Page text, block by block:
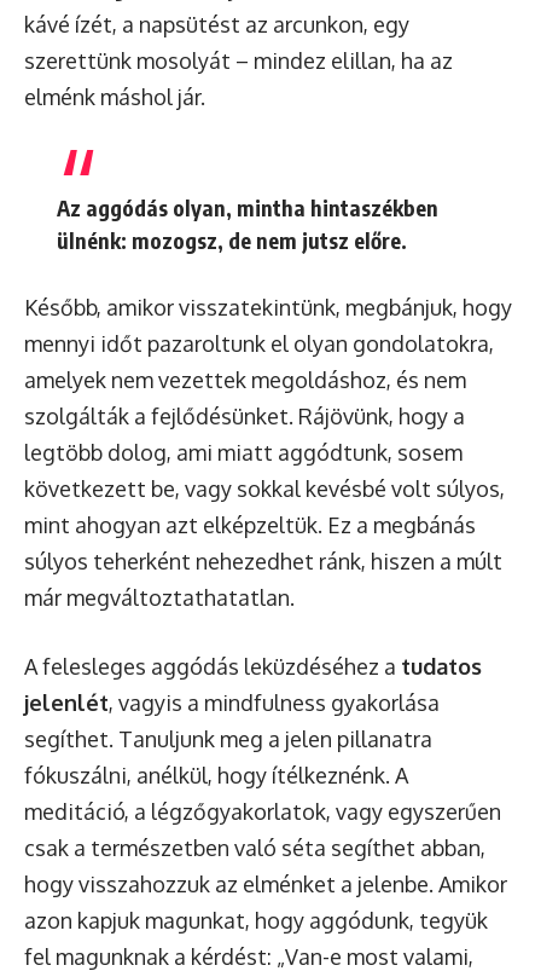
kávé ízét, a napsütést az arcunkon, egy
szerettünk mosolyát – mindez elillan, ha az
elménk máshol jár.
Az aggódás olyan, mintha hintaszékben
ülnénk: mozogsz, de nem jutsz előre.
Később, amikor visszatekintünk, megbánjuk, hogy
mennyi időt pazaroltunk el olyan gondolatokra,
amelyek nem vezettek megoldáshoz, és nem
szolgálták a fejlődésünket. Rájövünk, hogy a
legtöbb dolog, ami miatt aggódtunk, sosem
következett be, vagy sokkal kevésbé volt súlyos,
mint ahogyan azt elképzeltük. Ez a megbánás
súlyos teherként nehezedhet ránk, hiszen a múlt
már megváltoztathatatlan.
A felesleges aggódás leküzdéséhez a tudatos
jelenlét, vagyis a mindfulness gyakorlása
segíthet. Tanuljunk meg a jelen pillanatra
fókuszálni, anélkül, hogy ítélkeznénk. A
meditáció, a légzőgyakorlatok, vagy egyszerűen
csak a természetben való séta segíthet abban,
hogy visszahozzuk az elménket a jelenbe. Amikor
azon kapjuk magunkat, hogy aggódunk, tegyük
fel magunknak a kérdést: „Van-e most valami,